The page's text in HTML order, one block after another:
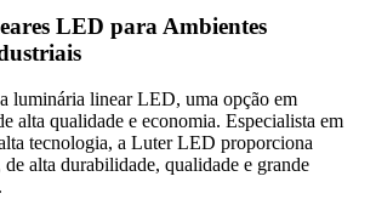
LED para Ambientes
luminária linear LED, uma opção em
alta qualidade e economia. Especialista em
tecnologia, a Luter LED proporciona
alta durabilidade, qualidade e grande